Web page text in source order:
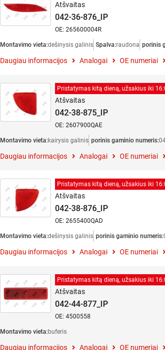
Atšvaitas
042-36-876_IP
OE: 265600004R
Montavimo vieta:dešinysis galinis Spalva:raudona porinis
Daugiau informacijos Analogai OE numeriai
Pristatymas kitą dieną, užsakius iki
Atšvaitas
042-38-875_IP
OE: 2607900QAE
Montavimo vieta:kairysis galinis porinis gaminio numeris:
Daugiau informacijos Analogai OE numeriai
Pristatymas kitą dieną, užsakius iki
Atšvaitas
042-38-876_IP
OE: 2655400QAD
Montavimo vieta:dešinysis galinis porinis gaminio numeris:
Daugiau informacijos Analogai OE numeriai
Pristatymas kitą dieną, užsakius iki
Atšvaitas
042-44-877_IP
OE: 4500558
Montavimo vieta:buferis
Daugiau informacijos Analogai OE numeriai